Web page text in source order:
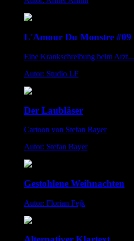
L'Amour Du Monstre #09
Eine Krankschreibung beim Arzt...
Autor: Studio LF
Der Laubläser
Cartoon von Stefan Bayer
Autor: Stefan Bayer
Gestohlene Weihnachten
Autor: Florian Fejk